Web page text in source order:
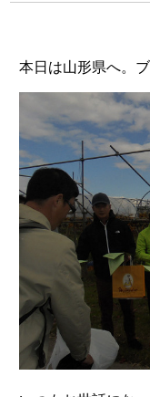
本日は山形県へ。